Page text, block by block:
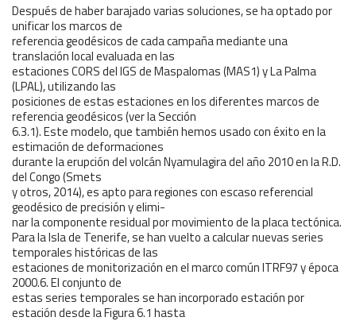
Después de haber barajado varias soluciones, se ha optado por
unificar los marcos de
referencia geodésicos de cada campaña mediante una
translación local evaluada en las
estaciones CORS del IGS de Maspalomas (MAS1) y La Palma
(LPAL), utilizando las
posiciones de estas estaciones en los diferentes marcos de
referencia geodésicos (ver la Sección
6.3.1). Este modelo, que también hemos usado con éxito en la
estimación de deformaciones
durante la erupción del volcán Nyamulagira del año 2010 en la R.D.
del Congo (Smets
y otros, 2014), es apto para regiones con escaso referencial
geodésico de precisión y elimi-
nar la componente residual por movimiento de la placa tectónica.
Para la Isla de Tenerife, se han vuelto a calcular nuevas series
temporales históricas de las
estaciones de monitorización en el marco común ITRF97 y época
2000.6. El conjunto de
estas series temporales se han incorporado estación por
estación desde la Figura 6.1 hasta